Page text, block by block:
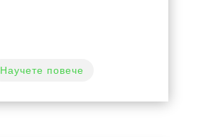
Научете повече